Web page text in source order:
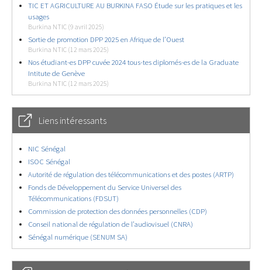
TIC ET AGRICULTURE AU BURKINA FASO Étude sur les pratiques et les
usages
Burkina NTIC (9 avril 2025)
Sortie de promotion DPP 2025 en Afrique de l’Ouest
Burkina NTIC (12 mars 2025)
Nos étudiant-es DPP cuvée 2024 tous-tes diplomés-es de la Graduate
Intitute de Genève
Burkina NTIC (12 mars 2025)
Liens intéressants
NIC Sénégal
ISOC Sénégal
Autorité de régulation des télécommunications et des postes (ARTP)
Fonds de Développement du Service Universel des
Télécommunications (FDSUT)
Commission de protection des données personnelles (CDP)
Conseil national de régulation de l’audiovisuel (CNRA)
Sénégal numérique (SENUM SA)